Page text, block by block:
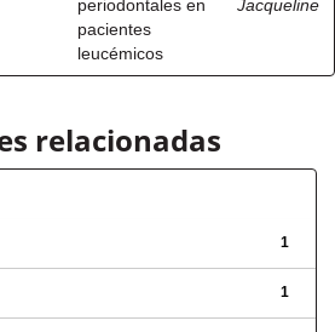
periodontales en
pacientes
leucémicos
Jacqueline
relacionadas
1
1